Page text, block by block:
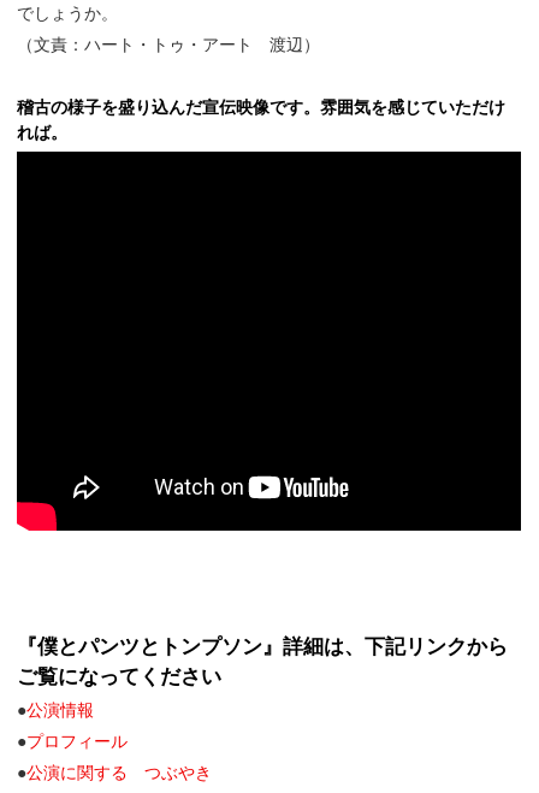
でしょうか。
（文責：ハート・トゥ・アート 渡辺）
稽古の様子を盛り込んだ宣伝映像です。雰囲気を感じていただけ
れば。
『僕とパンツとトンプソン』詳細は、下記リンクから
ご覧になってください
●公演情報
●プロフィール
●公演に関する つぶやき